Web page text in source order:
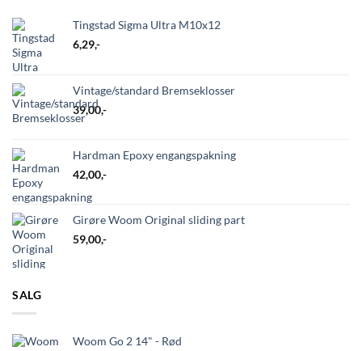
Tingstad Sigma Ultra M10x12
6,29,-
Vintage/standard Bremseklosser
39,00,-
Hardman Epoxy engangspakning
42,00,-
Girøre Woom Original sliding part
59,00,-
SALG
Woom Go 2 14" - Rød